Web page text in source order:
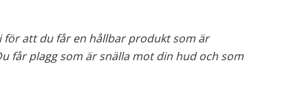
för att du får en hållbar produkt som är
får plagg som är snälla mot din hud och som